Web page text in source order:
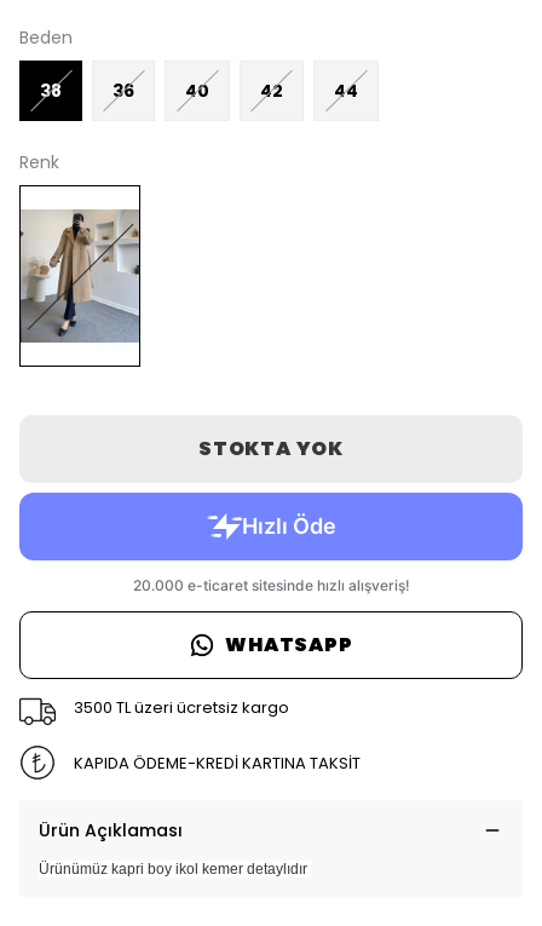
Beden
38 36 40 42 44
Renk
STOKTA YOK
WHATSAPP
3500 TL üzeri ücretsiz kargo
KAPIDA ÖDEME-KREDİ KARTINA TAKSİT
Ürün Açıklaması
Ürünümüz kapri boy ikol kemer detaylıdır